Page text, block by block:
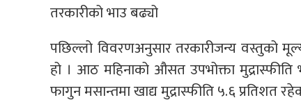
तरकारीको भाउ बढ्यो
पछिल्लो विवरणअनुसार तरकारीजन्य वस्तुको
हो । आठ महिनाको औसत उपभोक्ता
फागुन मसान्तमा खाद्य मुद्रास्फीति ५.६ प्रतिशत